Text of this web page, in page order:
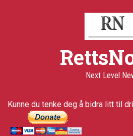
Next Level
Kunne du tenke deg å bidra litt til